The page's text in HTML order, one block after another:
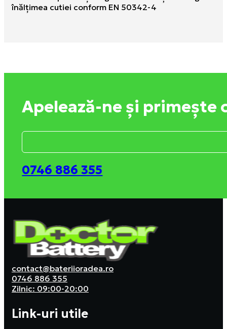
înălţimea cutiei conform EN 50342-4
Apelează-ne și
0746 886 355
contact@bateriioradea.ro
0746 886 355
Zilnic: 09:00-20:00
Link-uri utile